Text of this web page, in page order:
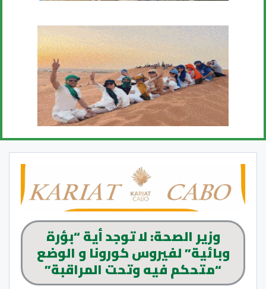
وزير الصحة: لا توجد أية “بؤرة
وبائية” لفيروس كورونا و الوضع
“متحكم فيه وتحت المراقبة”